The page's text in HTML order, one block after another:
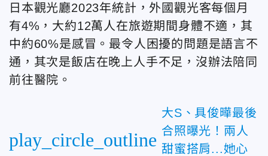
日本觀光廳2023年統計，外國觀光客每個月
有4%，大約12萬人在旅遊期間身體不適，其
中約60%是感冒。最令人困擾的問題是語言不
通，其次是飯店在晚上人手不足，沒辦法陪同
前往醫院。
play_circle_outline
大S、具俊曄最後
合照曝光！兩人
甜蜜搭肩...她心